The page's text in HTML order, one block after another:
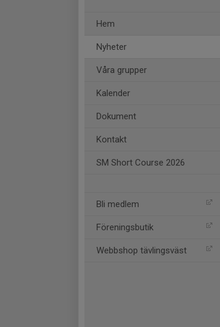
Hem
Nyheter
Våra grupper
Kalender
Dokument
Kontakt
SM Short Course 2026
Bli medlem
Föreningsbutik
Webbshop tävlingsväst